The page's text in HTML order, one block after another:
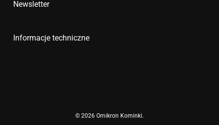
Newsletter
Informacje techniczne
© 2026 Omikron Kominki.